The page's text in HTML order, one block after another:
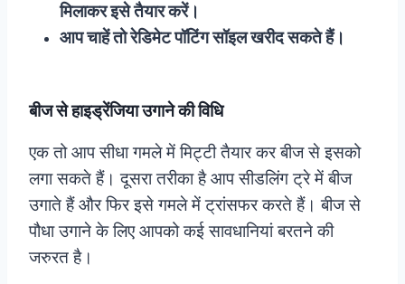
मिलाकर इसे तैयार करें।
आप चाहें तो रेडिमेट पॉटिंग सॉइल खरीद सकते हैं।
बीज से हाइड्रेंजिया उगाने की विधि
एक तो आप सीधा गमले में मिट्टी तैयार कर बीज से इसको
लगा सकते हैं। दूसरा तरीका है आप सीडलिंग ट्रे में बीज
उगाते हैं और फिर इसे गमले में ट्रांसफर करते हैं। बीज से
पौधा उगाने के लिए आपको कई सावधानियां बरतने की
जरुरत है।